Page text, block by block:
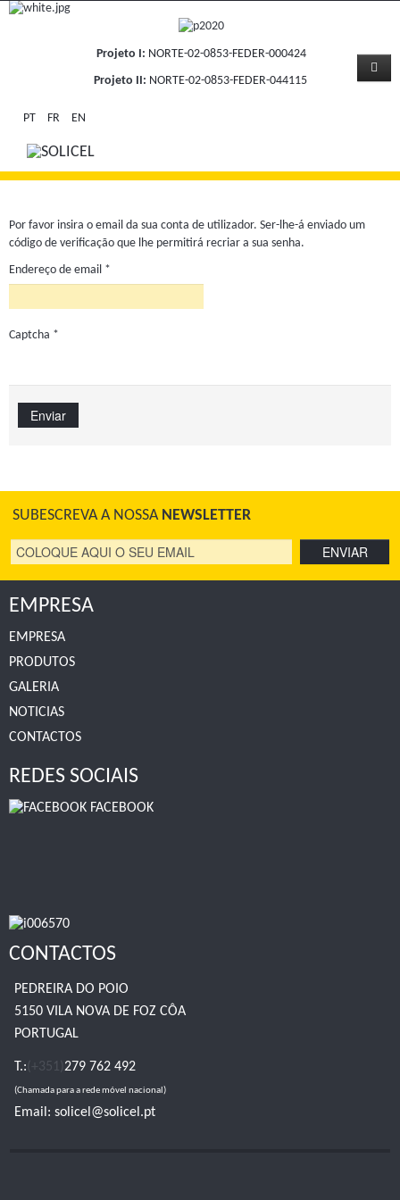
Projeto I: NORTE-02-0853-FEDER-000424
Projeto II: NORTE-02-0853-FEDER-044115
PT FR EN
Por favor insira o email da sua conta de utilizador. Ser-lhe-á enviado um
código de verificação que lhe permitirá recriar a sua senha.
Endereço de email *
Captcha *
Enviar
SUBESCREVA A NOSSA NEWSLETTER
EMPRESA
EMPRESA
PRODUTOS
GALERIA
NOTICIAS
CONTACTOS
REDES SOCIAIS
FACEBOOK
CONTACTOS
PEDREIRA DO POIO
5150 VILA NOVA DE FOZ CÔA
PORTUGAL
T.: (+351) 279 762 492
(Chamada para a rede móvel nacional)
Email: solicel@solicel.pt